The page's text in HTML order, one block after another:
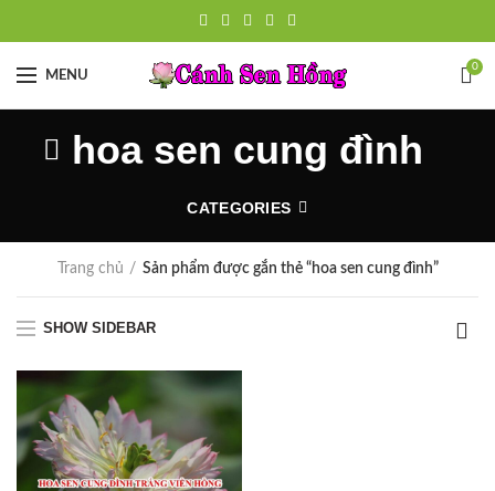
MENU
0
hoa sen cung đình
CATEGORIES
Trang chủ Sản phẩm được gắn thẻ “hoa sen cung đình”
SHOW SIDEBAR